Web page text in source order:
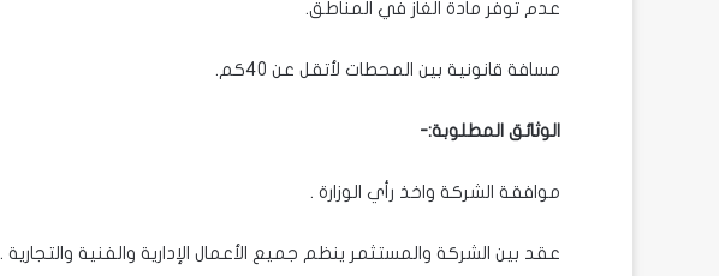
عدم توفر مادة الغاز في المناطق.
مسافة قانونية بين المحطات لأتقل عن 40كم.
الوثائق المطلوبة:-
موافقة الشركة واخذ رأي الوزارة .
عقد بين الشركة والمستثمر ينظم جميع الأعمال الإدارية والفنية والتجارية .